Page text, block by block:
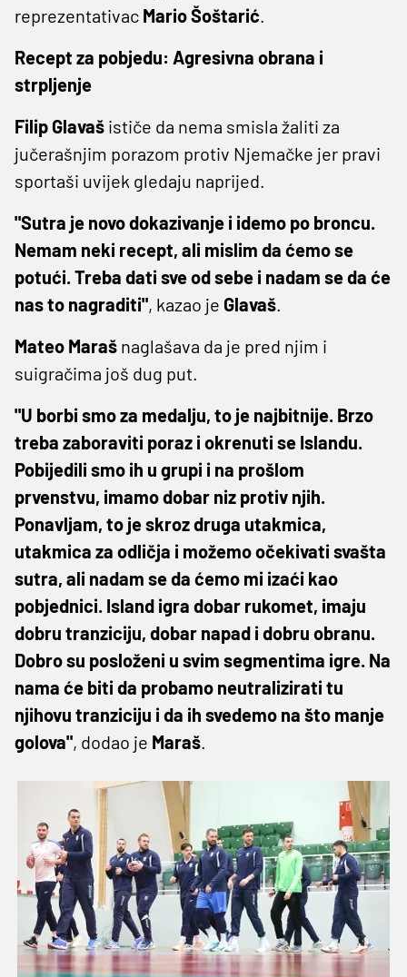
reprezentativac Mario Šoštarić.
Recept za pobjedu: Agresivna obrana i
strpljenje
Filip Glavaš ističe da nema smisla žaliti za
jučerašnjim porazom protiv Njemačke jer pravi
sportaši uvijek gledaju naprijed.
"Sutra je novo dokazivanje i idemo po broncu.
Nemam neki recept, ali mislim da ćemo se
potući. Treba dati sve od sebe i nadam se da će
nas to nagraditi", kazao je Glavaš.
Mateo Maraš naglašava da je pred njim i
suigračima još dug put.
"U borbi smo za medalju, to je najbitnije. Brzo
treba zaboraviti poraz i okrenuti se Islandu.
Pobijedili smo ih u grupi i na prošlom
prvenstvu, imamo dobar niz protiv njih.
Ponavljam, to je skroz druga utakmica,
utakmica za odličja i možemo očekivati svašta
sutra, ali nadam se da ćemo mi izaći kao
pobjednici. Island igra dobar rukomet, imaju
dobru tranziciju, dobar napad i dobru obranu.
Dobro su posloženi u svim segmentima igre. Na
nama će biti da probamo neutralizirati tu
njihovu tranziciju i da ih svedemo na što manje
golova", dodao je Maraš.